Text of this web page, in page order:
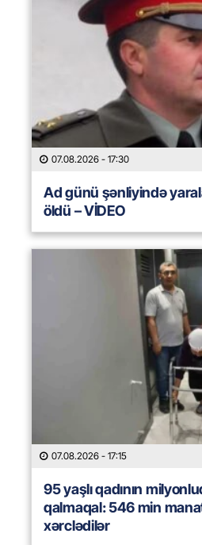
07.08.2026 - 17:30
Ad günü şənliyində
öldü – VİDEO
07.08.2026 - 17:15
95 yaşlı qadının
qalmaqal: 546 min
xərclədilər